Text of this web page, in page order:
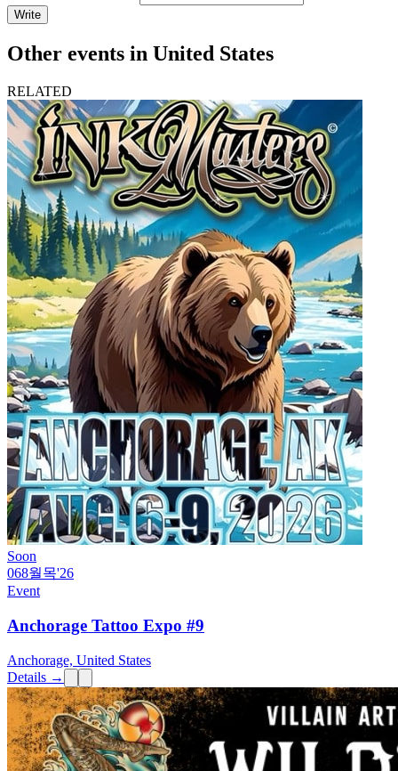
Write
Other events in United States
RELATED
Soon
068월목'26
Event
Anchorage Tattoo Expo #9
Anchorage, United States
Details →